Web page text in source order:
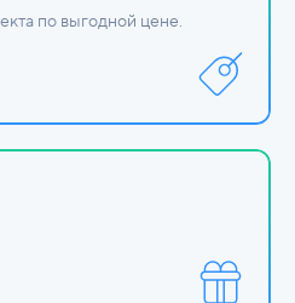
по выгодной цене.